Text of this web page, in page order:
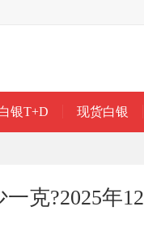
银T+D 现货白银
克?2025年